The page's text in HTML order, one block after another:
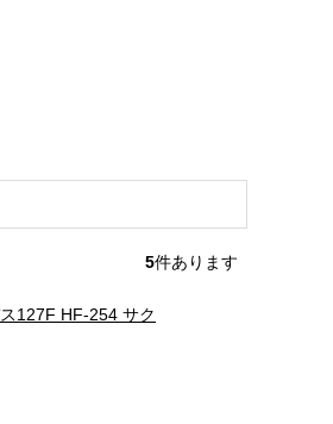
5件あります
127F HF-254 サク